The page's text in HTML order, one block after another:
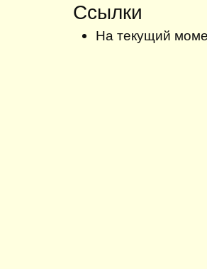
Ссылки
На текущий